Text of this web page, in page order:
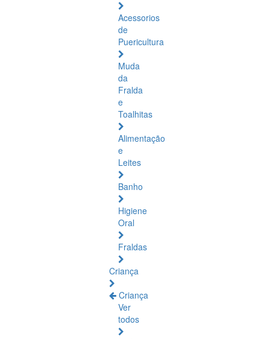
Acessorios
de
Puericultura
Muda
da
Fralda
e
Toalhitas
Alimentação
e
Leites
Banho
Higiene
Oral
Fraldas
Criança
Criança
Ver
todos